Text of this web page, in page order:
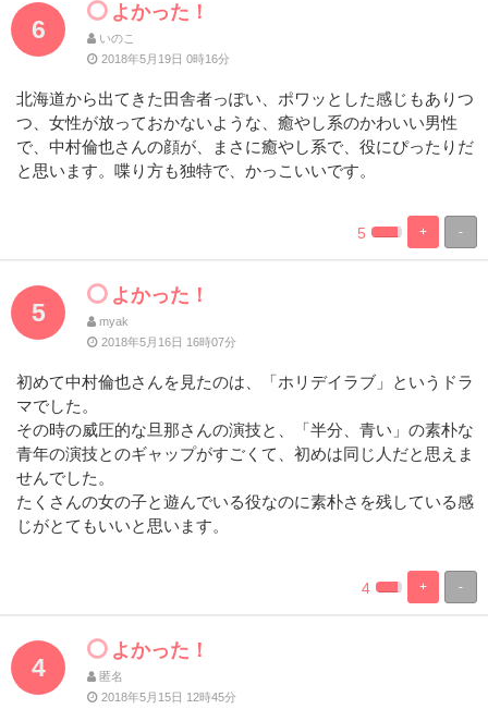
6
よかった！
いのこ
2018年5月19日 0時16分
北海道から出てきた田舎者っぽい、ポワッとした感じもありつ
つ、女性が放っておかないような、癒やし系のかわいい男性
で、中村倫也さんの顔が、まさに癒やし系で、役にぴったりだ
と思います。喋り方も独特で、かっこいいです。
-
+
%
Complete
100%
Complete
5
5
よかった！
myak
2018年5月16日 16時07分
初めて中村倫也さんを見たのは、「ホリデイラブ」というドラ
マでした。
その時の威圧的な旦那さんの演技と、「半分、青い」の素朴な
青年の演技とのギャップがすごくて、初めは同じ人だと思えま
せんでした。
たくさんの女の子と遊んでいる役なのに素朴さを残している感
じがとてもいいと思います。
-
+
%
Complete
100%
Complete
4
4
よかった！
匿名
2018年5月15日 12時45分